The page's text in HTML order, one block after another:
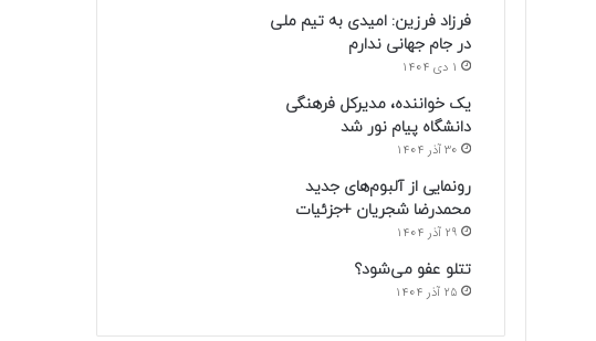
فرزاد فرزین: امیدی به تیم ملی
در جام جهانی ندارم
1 دی 1404
یک خواننده، مدیرکل فرهنگی
دانشگاه پیام نور شد
30 آذر 1404
رونمایی از آلبوم‌های جدید
محمدرضا شجریان +جزئیات
29 آذر 1404
تتلو عفو می‌شود؟
25 آذر 1404